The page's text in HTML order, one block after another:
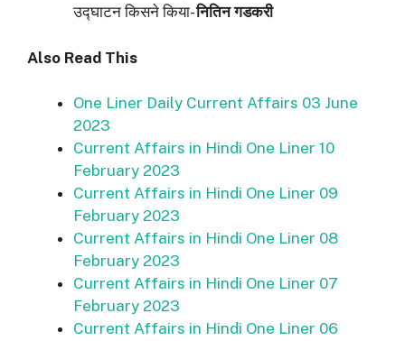
उद्घाटन किसने किया-नितिन गडकरी
Also Read This
One Liner Daily Current Affairs 03 June
2023
Current Affairs in Hindi One Liner 10
February 2023
Current Affairs in Hindi One Liner 09
February 2023
Current Affairs in Hindi One Liner 08
February 2023
Current Affairs in Hindi One Liner 07
February 2023
Current Affairs in Hindi One Liner 06